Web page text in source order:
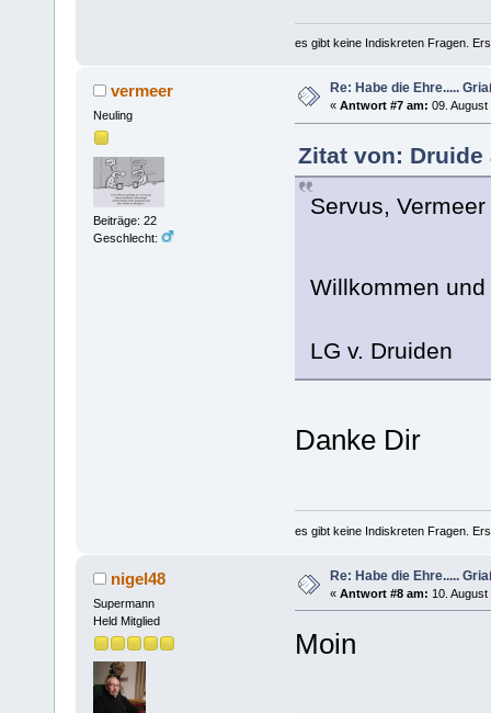
es gibt keine Indiskreten Fragen.
vermeer
Neuling
Beiträge: 22
Geschlecht:
Re: Habe die Ehre.....
« Antwort #7 am: 09.
Zitat von: Druide
Servus, Vermeer
Willkommen
LG v. Druiden
Danke Dir
es gibt keine Indiskreten Fragen.
nigel48
Supermann
Held Mitglied
Re: Habe die Ehre.....
« Antwort #8 am: 10.
Moin